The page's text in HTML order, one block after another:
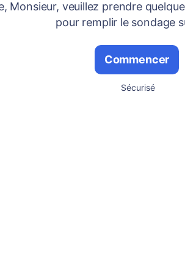
Monsieur, veuillez prendre
pour remplir le sondage
Commencer
Sécurisé